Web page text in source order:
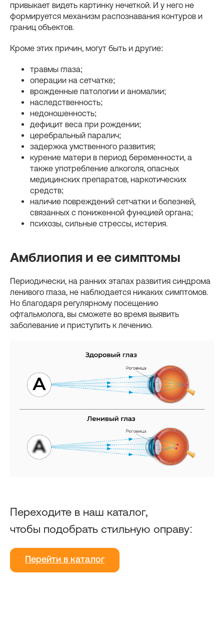
привыкает видеть картинку нечеткой. И у него не
формируется механизм распознавания контуров и
границ объектов.
Кроме этих причин, могут быть и другие:
травмы глаза;
операции на сетчатке;
врожденные патологии и аномалии;
наследственность;
недоношенность;
дефицит веса при рождении;
церебральный паралич;
задержка умственного развития;
курение матери в период беременности, а
также употребление алкоголя, опасных
медицинских препаратов, наркотических
средств;
наличие повреждений сетчатки и болезней,
связанных с пониженной функцией органа;
психозы, сильные стрессы, истерия.
Амблиопия и ее симптомы
Периодически, на ранних этапах развития синдрома
ленивого глаза, не наблюдается никаких симптомов.
Но благодаря регулярному посещению
офтальмолога, вы сможете во время выявить
заболевание и приступить к лечению.
Переходите в наш каталог,
чтобы подобрать стильную оправу:
Перейти в каталог